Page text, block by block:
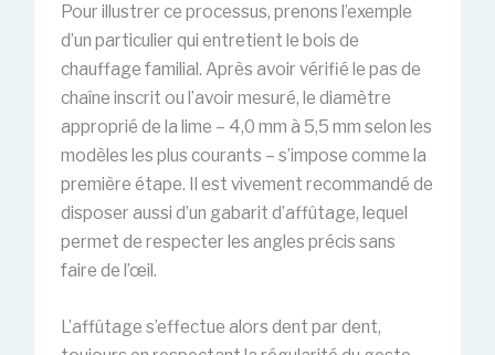
Pour illustrer ce processus, prenons l’exemple
d’un particulier qui entretient le bois de
chauffage familial. Après avoir vérifié le pas de
chaîne inscrit ou l’avoir mesuré, le diamètre
approprié de la lime – 4,0 mm à 5,5 mm selon les
modèles les plus courants – s’impose comme la
première étape. Il est vivement recommandé de
disposer aussi d’un gabarit d’affûtage, lequel
permet de respecter les angles précis sans
faire de l’œil.
L’affûtage s’effectue alors dent par dent,